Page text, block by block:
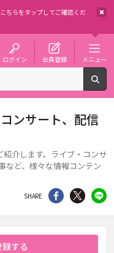
こちらをタップしてご確認くだ
ログイン 会員登録 メニュー
ンサート、配信
紹介します。ライブ・コンサ
など、様々な情報コンテン
SHARE シェア Twitter
する